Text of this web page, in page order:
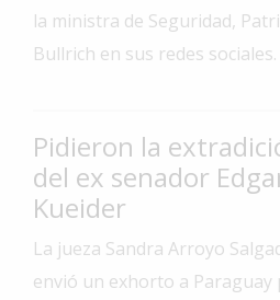
Interés
General
Deportes
Arte
y
Espectáculos
Policiales
la ministra de Seguridad,
Bullrich en sus redes sociales.
Pidieron la
del ex senador
Kueider
La jueza Sandra Arroyo
envió un exhorto a Paraguay